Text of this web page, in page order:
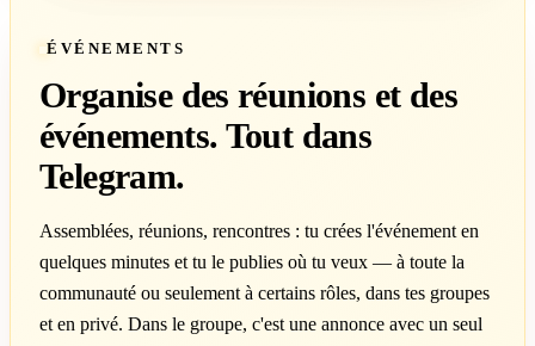
ÉVÉNEMENTS
Organise des réunions et des
événements. Tout dans
Telegram.
Assemblées, réunions, rencontres : tu crées l'événement en
quelques minutes et tu le publies où tu veux — à toute la
communauté ou seulement à certains rôles, dans tes groupes
et en privé. Dans le groupe, c'est une annonce avec un seul